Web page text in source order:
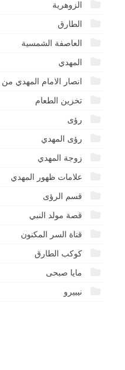
الزوهرية
الطارق
العاصفة الشمسية
المهدي
انصار الامام المهدي من
تخزين الطعام
رؤى
رؤى المهدي
زوجة المهدي
علامات ظهور المهدي
قسم الرؤى
قصة مولد النبي
قناة السر المكنون
كوكب الطارق
مايا صبحى
نيبيرو